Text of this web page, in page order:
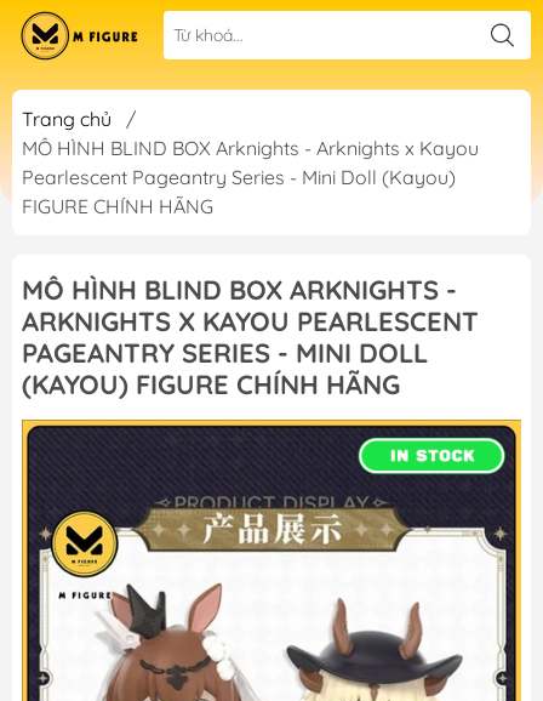
Trang chủ
/
MÔ HÌNH BLIND BOX Arknights - Arknights x Kayou
Pearlescent Pageantry Series - Mini Doll (Kayou)
FIGURE CHÍNH HÃNG
MÔ HÌNH BLIND BOX ARKNIGHTS -
ARKNIGHTS X KAYOU PEARLESCENT
PAGEANTRY SERIES - MINI DOLL
(KAYOU) FIGURE CHÍNH HÃNG